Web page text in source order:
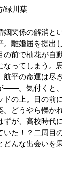
/緑川葉
姻関係の解消と
。離婚届を提出
の前で柚花が自
なってしまう。
航平の命運は尽
――。気付くと
ドの上。目の前
。どうやら轢か
ずが、高校時代
いた！？二周目
どんな出会いを